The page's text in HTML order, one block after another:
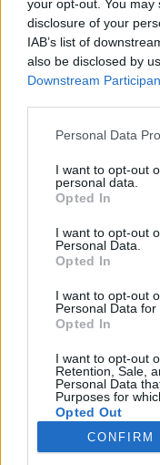
your opt-out. You
disclosure of your
IAB’s list of
also be disclosed by
Downstream
Personal Data
I want to opt-out
personal data.
Opted In
I want to opt-out
Personal Data.
Opted In
I want to opt-out
Personal Data for
Opted In
I want to opt-out
Retention, Sale,
Personal Data
Purposes for
Opted Out
CONFIRM
wenn Du in diesem
Gesprächen
starten möchtest,
im Spiel einloggen.
Spielaccount
Wir freuen uns auf
Behoben
Boardanalytiker
Beiträge: 598
Beiträge: 134
Forenexperte
,
Beiträge: 321
Foren-Graf,
Beiträge: 975